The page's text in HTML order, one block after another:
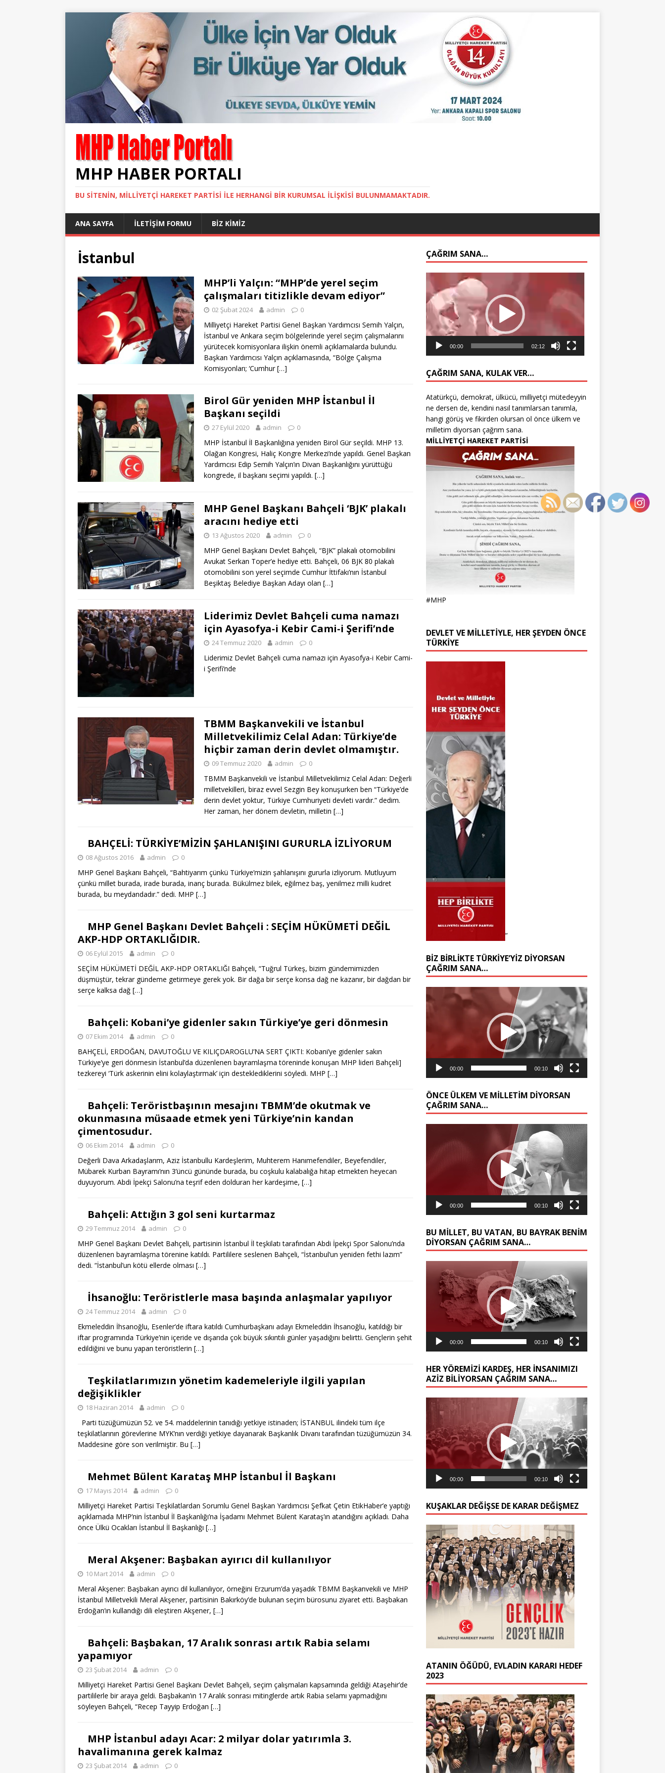
MHP HABER PORTALI
BU SITENIN, MİLLİYETÇİ HAREKET PARTİSİ ILE HERHANGI BIR KURUMSAL İLIŞKISI BULUNMAMAKTADIR.
ANA SAYFA İLETİŞİM FORMU BİZ KİMİZ
İstanbul
MHP’li Yalçın: “MHP’de yerel seçim
çalışmaları titizlikle devam ediyor”
02 Şubat 2024 admin 0
Milliyetçi Hareket Partisi Genel Başkan Yardımcısı Semih Yalçın,
İstanbul ve Ankara seçim bölgelerinde yerel seçim çalışmalarını
yürütecek komisyonlara ilişkin önemli açıklamalarda bulundu.
Başkan Yardımcısı Yalçın açıklamasında, “Bölge Çalışma
Komisyonları; ‘Cumhur[…]
Birol Gür yeniden MHP İstanbul İl
Başkanı seçildi
27 Eylül 2020 admin 0
MHP İstanbul İl Başkanlığına yeniden Birol Gür seçildi. MHP 13.
Olağan Kongresi, Haliç Kongre Merkezi’nde yapıldı. Genel Başkan
Yardımcısı Edip Semih Yalçın’ın Divan Başkanlığını yürüttüğü
kongrede, il başkanı seçimi yapıldı. […]
MHP Genel Başkanı Bahçeli ‘BJK’ plakalı
aracını hediye etti
13 Ağustos 2020 admin 0
MHP Genel Başkanı Devlet Bahçeli, “BJK” plakalı otomobilini
Avukat Serkan Toper’e hediye etti. Bahçeli, 06 BJK 80 plakalı
otomobilini son yerel seçimde Cumhur İttifakı’nın İstanbul
Beşiktaş Belediye Başkan Adayı olan […]
Liderimiz Devlet Bahçeli cuma namazı
için Ayasofya-i Kebir Cami-i Şerifi’nde
24 Temmuz 2020 admin 0
Liderimiz Devlet Bahçeli cuma namazı için Ayasofya-i Kebir Cami-
i Şerifi’nde
TBMM Başkanvekili ve İstanbul
Milletvekilimiz Celal Adan: Türkiye’de
hiçbir zaman derin devlet olmamıştır.
09 Temmuz 2020 admin 0
TBMM Başkanvekili ve İstanbul Milletvekilimiz Celal Adan: Değerli
milletvekilleri, biraz evvel Sezgin Bey konuşurken ben “Türkiye’de
derin devlet yoktur, Türkiye Cumhuriyeti devleti vardır.” dedim.
Her zaman, her dönem devletin, milletin […]
BAHÇELİ: TÜRKİYE’MİZİN ŞAHLANIŞINI GURURLA İZLİYORUM
08 Ağustos 2016 admin 0
MHP Genel Başkanı Bahçeli, “Bahtiyarım çünkü Türkiye’mizin şahlanışını gururla izliyorum. Mutluyum
çünkü millet burada, irade burada, inanç burada. Bükülmez bilek, eğilmez baş, yenilmez milli kudret
burada, bu meydandadır.” dedi. MHP […]
MHP Genel Başkanı Devlet Bahçeli : SEÇİM HÜKÜMETİ DEĞİL
AKP-HDP ORTAKLIĞIDIR.
06 Eylül 2015 admin 0
SEÇİM HÜKÜMETİ DEĞİL AKP-HDP ORTAKLIĞI Bahçeli, “Tuğrul Türkeş, bizim gündemimizden
düşmüştür, tekrar gündeme getirmeye gerek yok. Bir dağa bir serçe konsa dağ ne kazanır, bir dağdan bir
serçe kalksa dağ […]
Bahçeli: Kobani’ye gidenler sakın Türkiye’ye geri dönmesin
07 Ekim 2014 admin 0
BAHÇELİ, ERDOĞAN, DAVUTOĞLU VE KILIÇDAROGLU’NA SERT ÇIKTI: Kobani’ye gidenler sakın
Türkiye’ye geri dönmesin İstanbul’da düzenlenen bayramlaşma töreninde konuşan MHP lideri Bahçeli]
tezkereyi ‘Türk askerinin elini kolaylaştırmak’ için desteklediklerini söyledi. MHP […]
Bahçeli: Teröristbaşının mesajını TBMM’de okutmak ve
okunmasına müsaade etmek yeni Türkiye’nin kandan
çimentosudur.
06 Ekim 2014 admin 0
Değerli Dava Arkadaşlarım, Aziz İstanbullu Kardeşlerim, Muhterem Hanımefendiler, Beyefendiler,
Mübarek Kurban Bayramı’nın 3’üncü gününde burada, bu coşkulu kalabalığa hitap etmekten heyecan
duyuyorum. Abdi İpekçi Salonu’na teşrif eden dolduran her kardeşime, […]
Bahçeli: Attığın 3 gol seni kurtarmaz
29 Temmuz 2014 admin 0
MHP Genel Başkanı Devlet Bahçeli, partisinin İstanbul İl teşkilatı tarafından Abdi İpekçi Spor Salonu’nda
düzenlenen bayramlaşma törenine katıldı. Partililere seslenen Bahçeli, “İstanbul’un yeniden fethi lazım”
dedi. “İstanbul’un kötü ellerde olması […]
İhsanoğlu: Teröristlerle masa başında anlaşmalar yapılıyor
24 Temmuz 2014 admin 0
Ekmeleddin İhsanoğlu, Esenler’de iftara katıldı Cumhurbaşkanı adayı Ekmeleddin İhsanoğlu, katıldığı bir
iftar programında Türkiye’nin içeride ve dışarıda çok büyük sıkıntılı günler yaşadığını belirtti. Gençlerin şehit
edildiğini ve bunu yapan teröristlerin […]
Teşkilatlarımızın yönetim kademeleriyle ilgili yapılan
değişiklikler
18 Haziran 2014 admin 0
Parti tüzüğümüzün 52. ve 54. maddelerinin tanıdığı yetkiye istinaden; İSTANBUL ilindeki tüm ilçe
teşkilatlarının görevlerine MYK’nın verdiği yetkiye dayanarak Başkanlık Divanı tarafından tüzüğümüzün 34.
Maddesine göre son verilmiştir. Bu […]
Mehmet Bülent Karataş MHP İstanbul İl Başkanı
17 Mayıs 2014 admin 0
Milliyetçi Hareket Partisi Teşkilatlardan Sorumlu Genel Başkan Yardımcısı Şefkat Çetin EtikHaber’e yaptığı
açıklamada MHP’nin İstanbul İl Başkanlığı’na İşadamı Mehmet Bülent Karataş’ın atandığını açıkladı. Daha
önce Ülkü Ocakları İstanbul İl Başkanlığı […]
Meral Akşener: Başbakan ayırıcı dil kullanılıyor
10 Mart 2014 admin 0
Meral Akşener: Başbakan ayırıcı dil kullanılıyor, örneğini Erzurum’da yaşadık TBMM Başkanvekili ve MHP
İstanbul Milletvekili Meral Akşener, partisinin Bakırköy’de bulunan seçim bürosunu ziyaret etti. Başbakan
Erdoğan’ın kullandığı dili eleştiren Akşener, […]
Bahçeli: Başbakan, 17 Aralık sonrası artık Rabia selamı
yapamıyor
23 Şubat 2014 admin 0
Milliyetçi Hareket Partisi Genel Başkanı Devlet Bahçeli, seçim çalışmaları kapsamında geldiği Ataşehir’de
partililerle bir araya geldi. Başbakan’ın 17 Aralık sonrası mitinglerde artık Rabia selamı yapmadığını
söyleyen Bahçeli, “Recep Tayyip Erdoğan […]
MHP İstanbul adayı Acar: 2 milyar dolar yatırımla 3.
havalimanına gerek kalmaz
23 Şubat 2014 admin 0
ÇAĞRIM SANA…
oynatıcı
00:00 02:12
ÇAĞRIM SANA, KULAK VER…
Atatürkçü, demokrat, ülkücü, milliyetçi mütedeyyin
ne dersen de, kendini nasıl tanımlarsan tanımla,
hangi görüş ve fikirden olursan ol önce ülkem ve
milletim diyorsan çağrım sana.
MİLLİYETÇİ HAREKET PARTİSİ
#MHP
DEVLET VE MİLLETİYLE, HER ŞEYDEN ÖNCE
TÜRKİYE
“
BIZ BIRLIKTE TÜRKIYE’YIZ DIYORSAN
ÇAĞRIM SANA…
Video
oynatıcı
00:00 00:10
ÖNCE ÜLKEM VE MILLETIM DIYORSAN
ÇAĞRIM SANA…
oynatıcı
00:00 00:10
BU MİLLET, BU VATAN, BU BAYRAK BENİM
DİYORSAN ÇAĞRIM SANA…
oynatıcı
00:00 00:10
HER YÖREMİZİ KARDEŞ, HER İNSANIMIZI
AZİZ BİLİYORSAN ÇAĞRIM SANA…
Video
oynatıcı
00:00 00:10
KUŞAKLAR DEĞIŞSE DE KARAR DEĞIŞMEZ
ATANIN ÖĞÜDÜ, EVLADIN KARARI HEDEF
2023